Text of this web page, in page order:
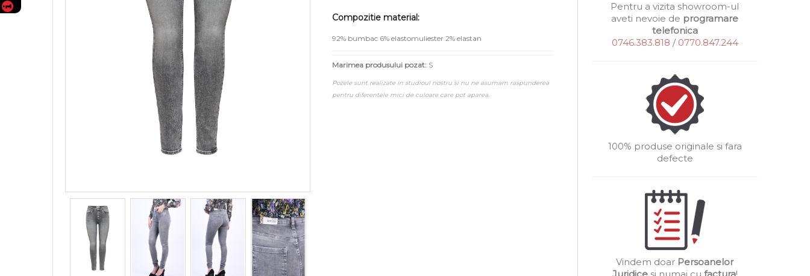
Compozitie material:
92% bumbac 6% elastomuliester 2% elastan
Marimea produsului pozat: S
Pozele sunt realizate in studioul nostru si nu ne asumam raspunderea
pentru diferentele mici de culoare care pot aparea.
Pentru a vizita showroom-ul
aveti nevoie de programare
telefonica
0746.383.818 / 0770.847.244
100% produse originale si fara
defecte
Vindem doar Persoanelor